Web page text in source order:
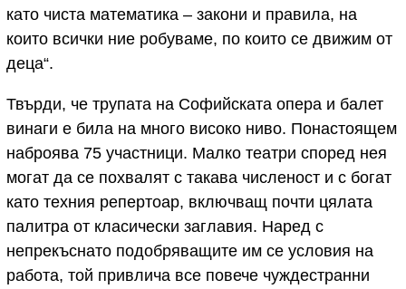
като чиста математика – закони и правила, на
които всички ние робуваме, по които се движим от
деца“.
Твърди, че трупата на Софийската опера и балет
винаги е била на много високо ниво. Понастоящем
наброява 75 участници. Малко театри според нея
могат да се похвалят с такава численост и с богат
като техния репертоар, включващ почти цялата
палитра от класически заглавия. Наред с
непрекъснато подобряващите им се условия на
работа, той привлича все повече чуждестранни